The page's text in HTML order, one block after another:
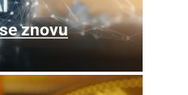
znovu